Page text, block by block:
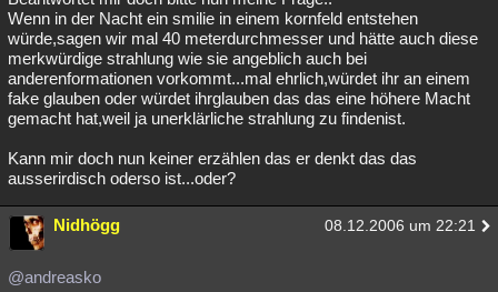
Wenn in der Nacht ein smilie in einem kornfeld entstehen
würde,sagen wir mal 40 meterdurchmesser und hätte auch diese
merkwürdige strahlung wie sie angeblich auch bei
anderenformationen vorkommt...mal ehrlich,würdet ihr an einem
fake glauben oder würdet ihrglauben das das eine höhere Macht
gemacht hat,weil ja unerklärliche strahlung zu findenist.
Kann mir doch nun keiner erzählen das er denkt das das
ausserirdisch oderso ist...oder?
Nidhögg 08.12.2006 um 22:21
@andreasko